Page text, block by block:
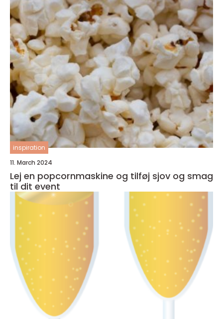
inspiration
11. March 2024
Lej en popcornmaskine og tilføj sjov og smag
til dit event